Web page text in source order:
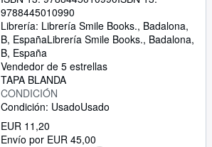
9788445010990
Librería: Librería Smile Books., Badalona,
B, EspañaLibrería Smile Books., Badalona,
B, España
Vendedor de 5 estrellas
TAPA BLANDA
CONDICIÓN
Condición: UsadoUsado
EUR 11,20
Envío por EUR 45,00